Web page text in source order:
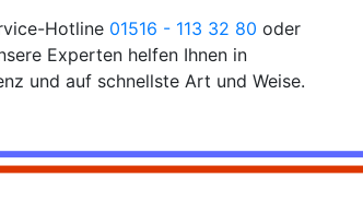
Hotline 01516 - 113 32 80 oder
Experten helfen Ihnen in
und auf schnellste Art und Weise.